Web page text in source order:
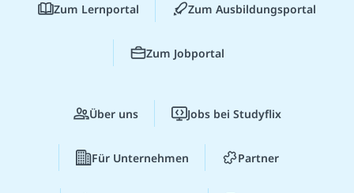
Zum Lernportal Zum Ausbildungsportal
Zum Jobportal
Über uns Jobs bei Studyflix
Für Unternehmen Partner